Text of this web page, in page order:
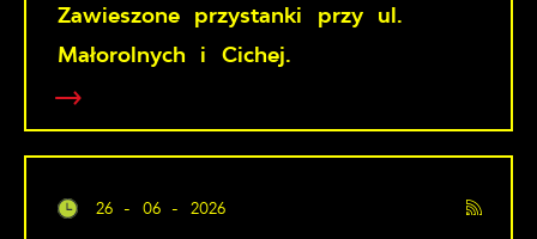
Zawieszone przystanki przy ul.
Małorolnych i Cichej.
26 - 06 - 2026